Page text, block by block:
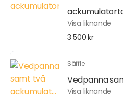
Visa liknande
3 500 kr
Säffle
Vedpanna
Visa liknande